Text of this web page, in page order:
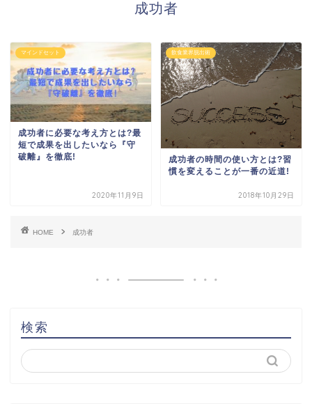
成功者
マインドセット
成功者に必要な考え方とは?最
短で成果を出したいなら『守
破離』を徹底!
2020年11月9日
飲食業界脱出術
成功者の時間の使い方とは?習
慣を変えることが一番の近道!
2018年10月29日
HOME 成功者
検索